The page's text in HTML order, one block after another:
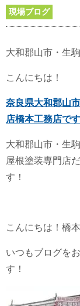
現場ブログ
大和郡山市・生
こんにちは！
奈良県大和郡山
店橋本工務店で
大和郡山市・生
屋根塗装専門店
す！
こんにちは！橋
いつもブログを
す！